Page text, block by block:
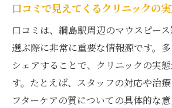
口コミで見えてくるクリニックの
口コミは、綱島駅周辺のマウスピー
選ぶ際に非常に重要な情報源です。
シェアすることで、クリニックの実
す。たとえば、スタッフの対応や治
フターケアの質についての具体的な